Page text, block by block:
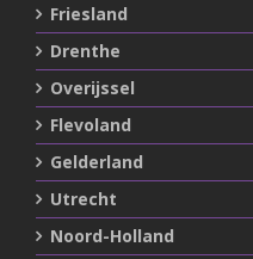
Friesland
Drenthe
Overijssel
Flevoland
Gelderland
Utrecht
Noord-Holland